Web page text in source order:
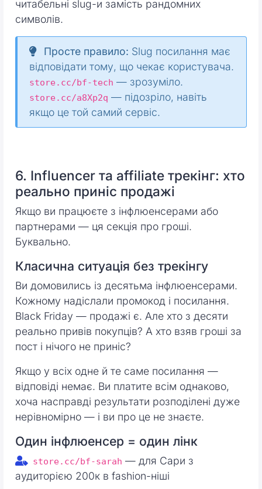
читабельні slug-и замість рандомних
символів.
Просте правило: Slug посилання має
відповідати тому, що чекає користувача.
store.cc/bf-tech — зрозуміло.
store.cc/a8Xp2q — підозріло, навіть
якщо це той самий сервіс.
6. Influencer та affiliate трекінг: хто
реально приніс продажі
Якщо ви працюєте з інфлюенсерами або
партнерами — ця секція про гроші.
Буквально.
Класична ситуація без трекінгу
Ви домовились із десятьма інфлюенсерами.
Кожному надіслали промокод і посилання.
Black Friday — продажі є. Але хто з десяти
реально привів покупців? А хто взяв гроші за
пост і нічого не приніс?
Якщо у всіх одне й те саме посилання —
відповіді немає. Ви платите всім однаково,
хоча насправді результати розподілені дуже
нерівномірно — і ви про це не знаєте.
Один інфлюенсер = один лінк
store.cc/bf-sarah — для Сари з
аудиторією 200к в fashion-ніші